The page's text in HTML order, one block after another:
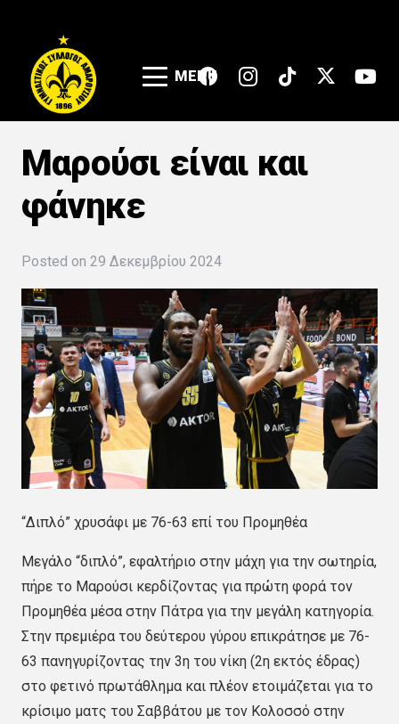
MENU
Μαρούσι είναι και
φάνηκε
Posted on 29 Δεκεμβρίου 2024
“Διπλό” χρυσάφι με 76-63 επί του Προμηθέα
Μεγάλο “διπλό”, εφαλτήριο στην μάχη για την σωτηρία,
πήρε το Μαρούσι κερδίζοντας για πρώτη φορά τον
Προμηθέα μέσα στην Πάτρα για την μεγάλη κατηγορία.
Στην πρεμιέρα του δεύτερου γύρου επικράτησε με 76-
63 πανηγυρίζοντας την 3η του νίκη (2η εκτός έδρας)
στο φετινό πρωτάθλημα και πλέον ετοιμάζεται για το
κρίσιμο ματς του Σαββάτου με τον Κολοσσό στην